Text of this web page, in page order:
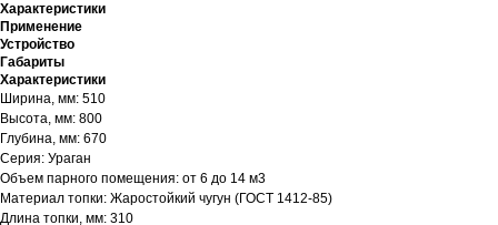
Характеристики
Применение
Устройство
Габариты
Характеристики
Ширина, мм: 510
Высота, мм: 800
Глубина, мм: 670
Серия: Ураган
Объем парного помещения: от 6 до 14 м3
Материал топки: Жаростойкий чугун (ГОСТ 1412-85)
Длина топки, мм: 310